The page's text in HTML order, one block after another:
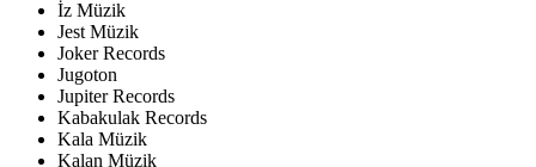
İz Müzik
Jest Müzik
Joker Records
Jugoton
Jupiter Records
Kabakulak Records
Kala Müzik
Kalan Müzik